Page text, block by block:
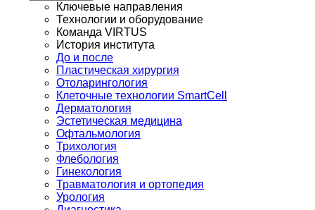
Ключевые направления
Технологии и оборудование
Команда VIRTUS
История института
До и после
Пластическая хирургия
Отоларингология
Клеточные технологии SmartCell
Дерматология
Эстетическая медицина
Офтальмология
Трихология
Флебология
Гинекология
Травматология и ортопедия
Урология